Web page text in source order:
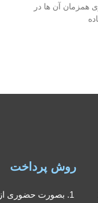
همزمان آن ها در
روش پرداخت
بصورت حضوری از